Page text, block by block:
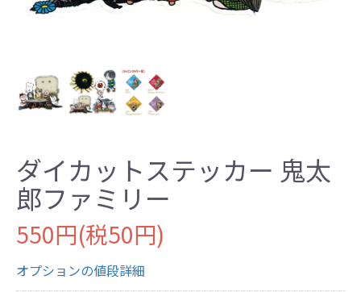
ダイカットステッカー 鬼太
郎ファミリー
550円(税50円)
オプションの値段詳細